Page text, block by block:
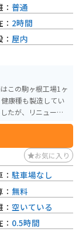
この駒ヶ根工場1ヶ
康種も製造してい
たが、リニューア
ペースもありま
き、敷地内には健康
分転換もできま
普通
2時間
屋内
お気に入り
駐車場なし
無料
空いている
0.5時間